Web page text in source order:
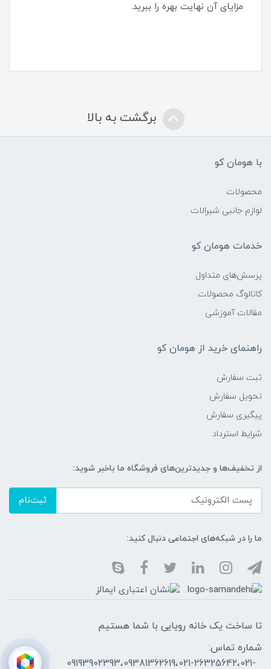
مزایای آن نهایت بهره را ببرید.
برگشت به بالا
با هومان کو
محصولات
لوازم جانبی شیرالات
خدمات هومان کو
پرسش‌های متداول
کاتالوگ محصولات
مقالات آموزشی
راهنمای خرید از هومان کو
ثبت سفارش
تحویل سفارش
پیگیری سفارش
شرایط استرداد
از تخفیف‌ها و جدیدترین‌های فروشگاه ما باخبر شوید:
ثبت‌نام
ما را در شبکه‌های اجتماعی دنبال کنید:
تا ساخت یک خانه رویایی با شما هستیم
شماره تماس:
09193902393،09381362619،021-26325642،021-